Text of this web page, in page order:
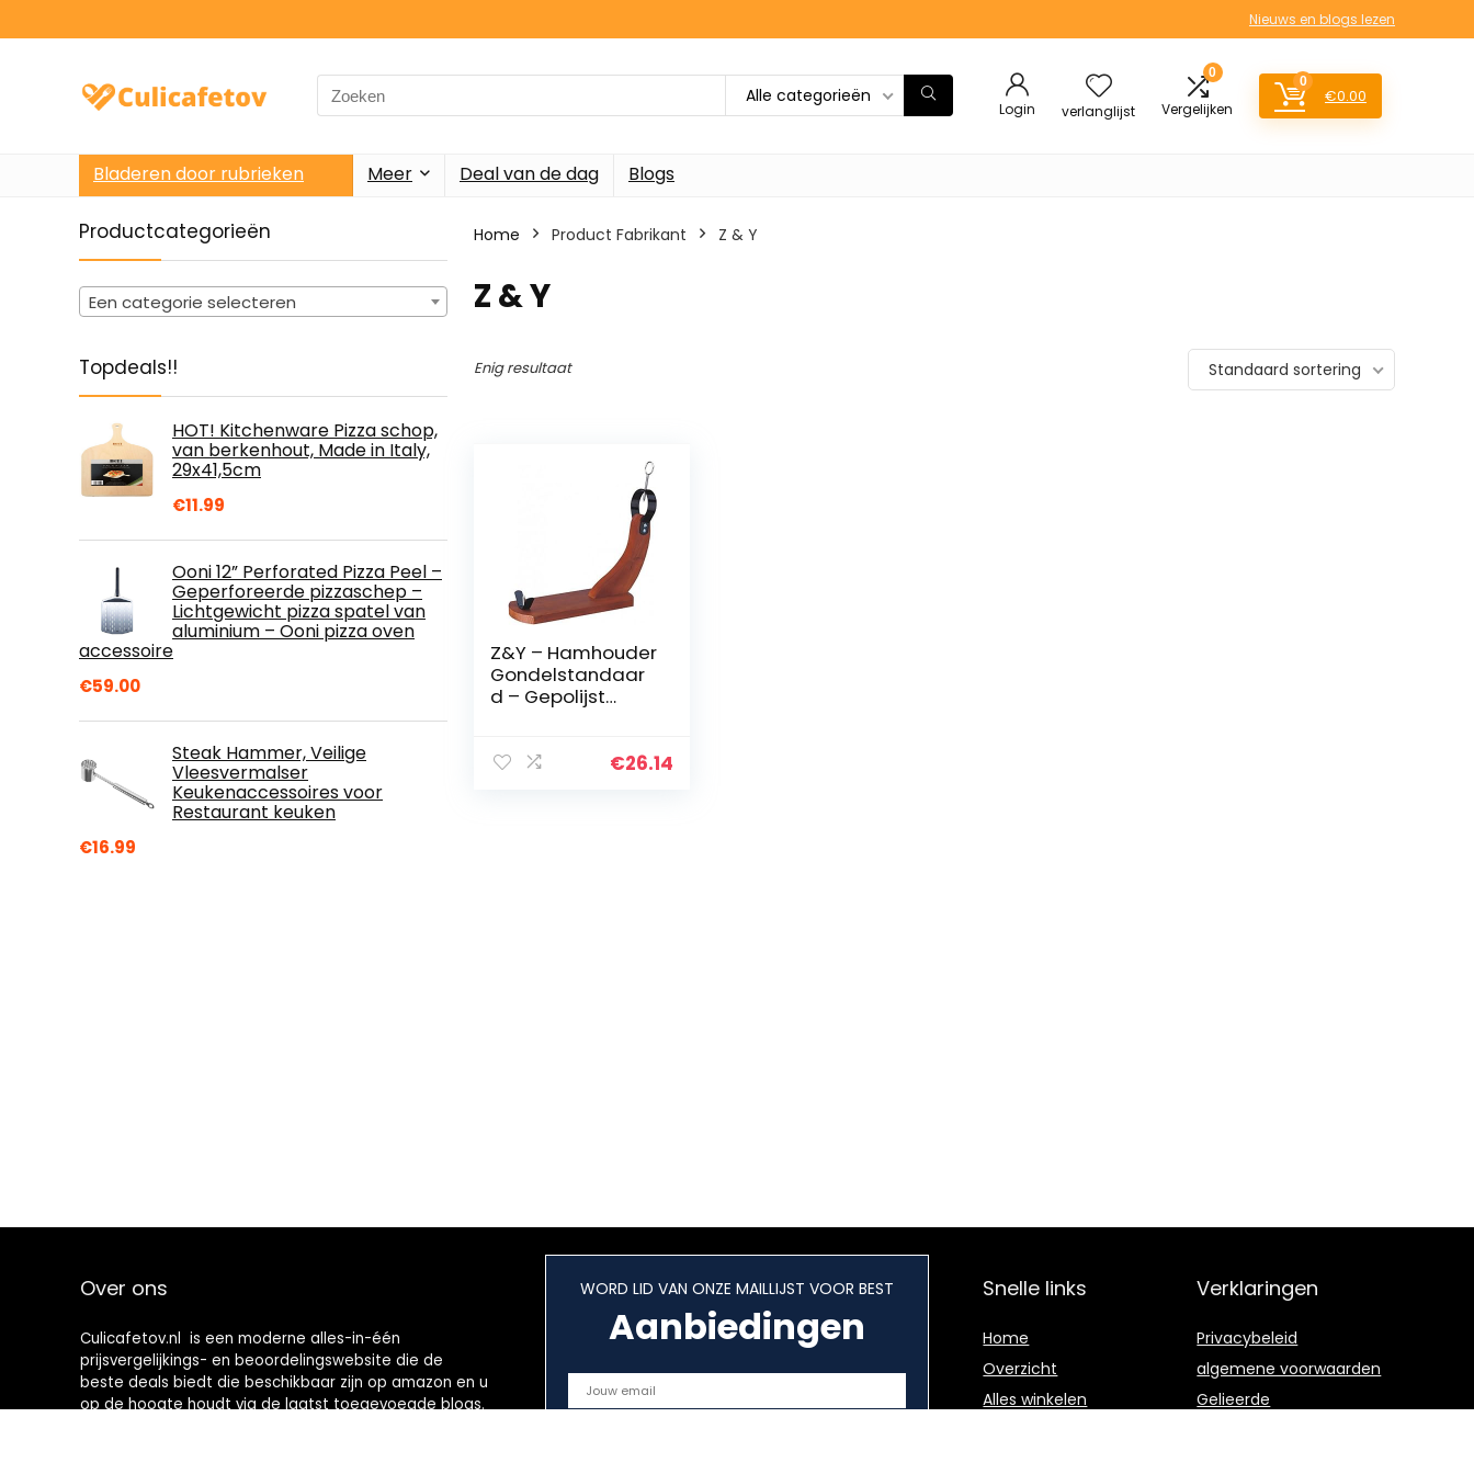
Nieuws en blogs lezen
Search
for:
Alle categorieën
Login verlanglijst
0
Vergelijken
0
€0.00
Bladeren door rubrieken Meer Deal van de dag Blogs
Productcategorieën
Een categorie selecteren
Topdeals!!
HOT! Kitchenware Pizza schop,
van berkenhout, Made in Italy,
29x41,5cm
€11.99
Ooni 12” Perforated Pizza Peel –
Geperforeerde pizzaschep –
Lichtgewicht pizza spatel van
aluminium – Ooni pizza oven
accessoire
€59.00
Steak Hammer, Veilige
Vleesvermalser
Keukenaccessoires voor
Restaurant keuken
€16.99
Home Product Fabrikant ‎Z & Y
‎Z & Y
Enig resultaat Standaard sortering
Z&Y – Hamhouder
Gondelstandaar
d – Gepolijst
€26.14
Over ons
Culicafetov.nl is een moderne alles-in-één
prijsvergelijkings- en beoordelingswebsite die de
beste deals biedt die beschikbaar zijn op amazon en u
op de hoogte houdt via de laatst toegevoegde blogs.
WORD LID VAN ONZE MAILLIJST VOOR BEST
Aanbiedingen
Snelle links
Home
Overzicht
Alles winkelen
Verklaringen
Privacybeleid
algemene voorwaarden
Gelieerde